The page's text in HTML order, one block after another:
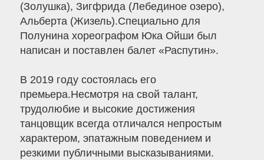
(Золушка), Зигфрида (Лебединое озеро),
Альберта (Жизель).Специально для
Полунина хореографом Юка Ойши был
написан и поставлен балет «Распутин».
В 2019 году состоялась его
премьера.Несмотря на свой талант,
трудолюбие и высокие достижения
танцовщик всегда отличался непростым
характером, эпатажным поведением и
резкими публичными высказываниями.